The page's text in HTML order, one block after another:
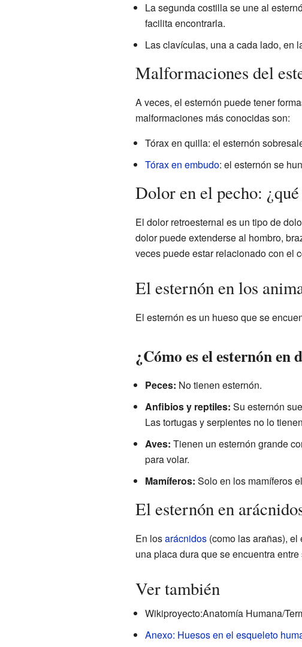
La segunda costilla se une al
facilita encontrarla.
Las clavículas, una a cada lado, en
Malformaciones del
A veces, el esternón puede tener
malformaciones más conocidas son:
Tórax en quilla: el esternón
Tórax en embudo: el esternón se
Dolor en el pecho:
El dolor retroesternal es un tipo de
dolor puede extenderse al hombro,
veces puede estar relacionado con el
El esternón en los
El esternón es un hueso que se
¿Cómo es el esternón en
Peces: No tienen esternón.
Anfibios y reptiles: Su esternón
Las tortugas y serpientes no lo
Aves: Tienen un esternón grande
para volar.
Mamíferos: Solo en los mamíferos
El esternón en
En losarácnidos(como las arañas), el
una placa dura que se encuentra entre
Ver también
Wikiproyecto:Anatomía Humana/
Anexo: Huesos en el esqueleto